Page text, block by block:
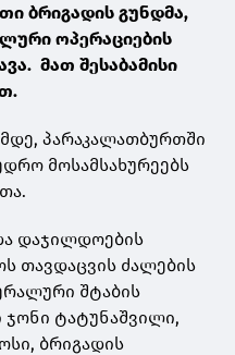
ბრიგადის გუნდმა,
ოპერაციების
მათ შესაბამისი
პარაკალათბურთში
მოსამსახურეებს
დაჯილდოების
თავდაცვის ძალების
შტაბის
ტატუნაშვილი,
ბრიგადის